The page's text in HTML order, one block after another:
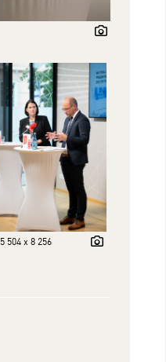
5 504 x 8 256